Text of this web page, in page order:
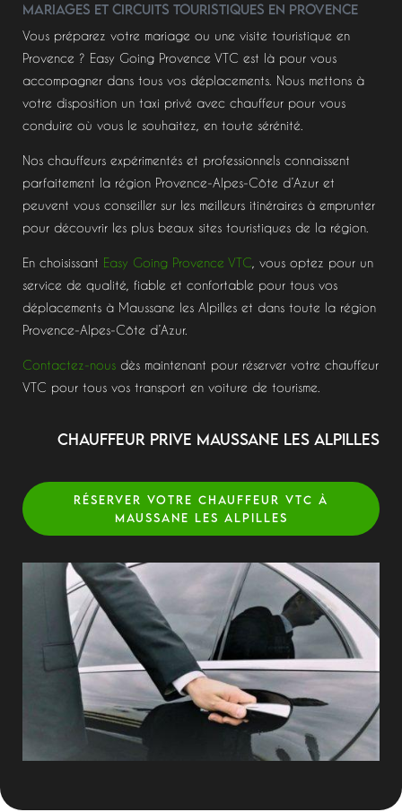
Mariages et circuits touristiques en Provence
Vous préparez votre mariage ou une visite touristique en
Provence ? Easy Going Provence VTC est là pour vous
accompagner dans tous vos déplacements. Nous mettons à
votre disposition un taxi privé avec chauffeur pour vous
conduire où vous le souhaitez, en toute sérénité.
Nos chauffeurs expérimentés et professionnels connaissent
parfaitement la région Provence-Alpes-Côte d’Azur et
peuvent vous conseiller sur les meilleurs itinéraires à emprunter
pour découvrir les plus beaux sites touristiques de la région.
En choisissant Easy Going Provence VTC , vous optez pour un
service de qualité, fiable et confortable pour tous vos
déplacements à Maussane les Alpilles et dans toute la région
Provence-Alpes-Côte d’Azur.
Contactez-nous dès maintenant pour réserver votre chauffeur
VTC pour tous vos transport en voiture de tourisme.
chauffeur PRIVE MAUSSANE LES Alpilles
RÉSERVER VOTRE CHAUFFEUR VTC À
MAUSSANE LES ALPILLES